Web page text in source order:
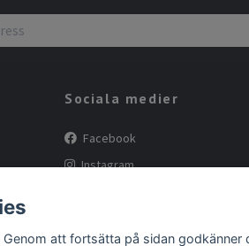
Sociala medier
Facebook
Instagram
att fortsätta på sidan godkänner